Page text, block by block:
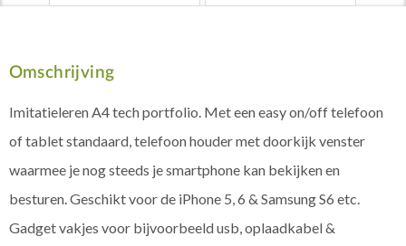
Omschrijving
Imitatieleren A4 tech portfolio. Met een easy on/off telefoon
of tablet standaard, telefoon houder met doorkijk venster
waarmee je nog steeds je smartphone kan bekijken en
besturen. Geschikt voor de iPhone 5, 6 & Samsung S6 etc.
Gadget vakjes voor bijvoorbeeld usb, oplaadkabel &